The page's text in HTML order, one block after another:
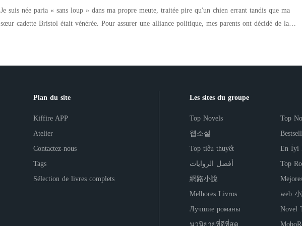
pensaient m'avoir tout pris, me laissant seule et humiliée dans les couloirs froids du registre. Mais ils
ignoraient deux choses cruciales. La première, c'est que l'homme terrifiant qui a assisté à ma chute
Je suis née paria « sans loup » dans ma propre meute, traitée pire qu'un chien errant tandis que ma
sœur cadette Bristol était vénérée. Pour assurer une alliance politique, mes parents ont décidé de la
remplie de chiffons moisis et sales pour m'humilier une dernière fois. « Sœur, je pensais que tu étais
toujours si sentimentale à propos de tes vieilles affaires », s'est-elle moquée, jouant la victime pendant
que mes frères défendaient sa cruauté. Pendant vingt ans, j'ai subi leurs punitions et aimé une famille
s'est finalement consumée pour laisser place à une rage froide et pure. Je ne pleurais ni ne suppliais
et l'ai forcé à signer un serment de sang rompant nos liens pour toujours. Ils pensaient envoyer un
agneau à l'abattoir, mais avec le don de guérison secrètement éveillé dans mon sang, j'allais apprivoiser
Plan du site
Kiffire APP
Atelier
Contactez-nous
Tags
Sélection de livres complets
Les sites du groupe
Top Novels
Top
웹소설
Top tiểu thuyết
En İyi
أفضل الروايات
Top
網路小說
Melhores Livros
web
Лучшие романы
Novel
นวนิยายที่ดีที่สุด